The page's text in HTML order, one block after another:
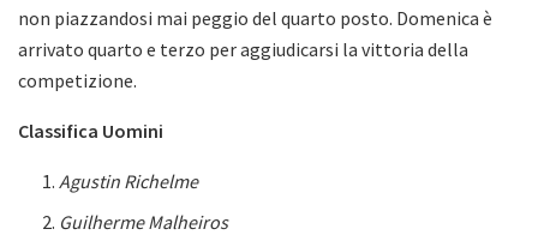
non piazzandosi mai peggio del quarto posto. Domenica è
arrivato quarto e terzo per aggiudicarsi la vittoria della
competizione.
Classifica Uomini
Agustin Richelme
Guilherme Malheiros